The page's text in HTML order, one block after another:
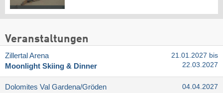
Veranstaltungen
Zillertal Arena
Moonlight Skiing & Dinner
21.01.2027 bis
22.03.2027
Dolomites Val Gardena/​Gröden
04.04.2027